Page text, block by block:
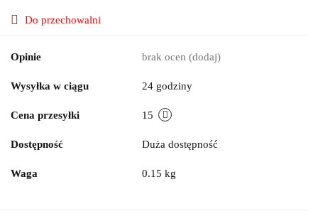
Do przechowalni
Opinie brak ocen (dodaj)
Wysyłka w ciągu 24 godziny
Cena przesyłki 15
Dostępność Duża dostępność
Waga 0.15 kg